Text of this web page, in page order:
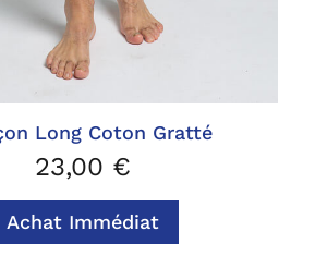
Long Coton Gratté
23,00 €
Achat Immédiat